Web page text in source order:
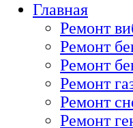
Главная
Ремонт
Ремонт
Ремонт
Ремонт
Ремонт
Ремонт